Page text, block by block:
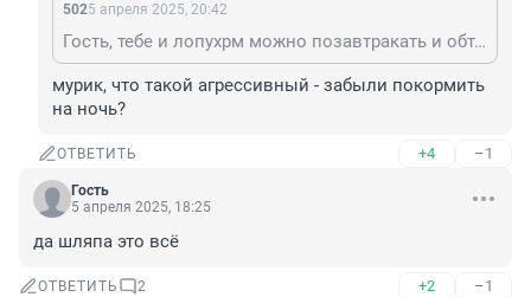
5025 апреля 2025, 20:42
Гость, тебе и лопухрм можно позавтракать и обтерется когда обосрешься вегетарианец😂😂😂
мурик, что такой агрессивный - забыли покормить
на ночь?
ОТВЕТИТЬ +4 –1
Гость
5 апреля 2025, 18:25
да шляпа это всё
ОТВЕТИТЬ 2 +2 –1